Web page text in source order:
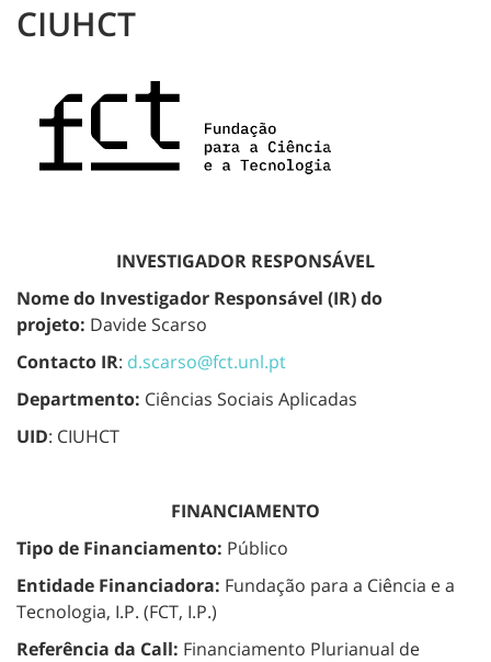
CIUHCT
INVESTIGADOR RESPONSÁVEL
Nome do Investigador Responsável (IR) do
projeto: Davide Scarso
Contacto IR: d.scarso@fct.unl.pt
Departmento: Ciências Sociais Aplicadas
UID: CIUHCT
FINANCIAMENTO
Tipo de Financiamento: Público
Entidade Financiadora: Fundação para a Ciência e a
Tecnologia, I.P. (FCT, I.P.)
Referência da Call: Financiamento Plurianual de